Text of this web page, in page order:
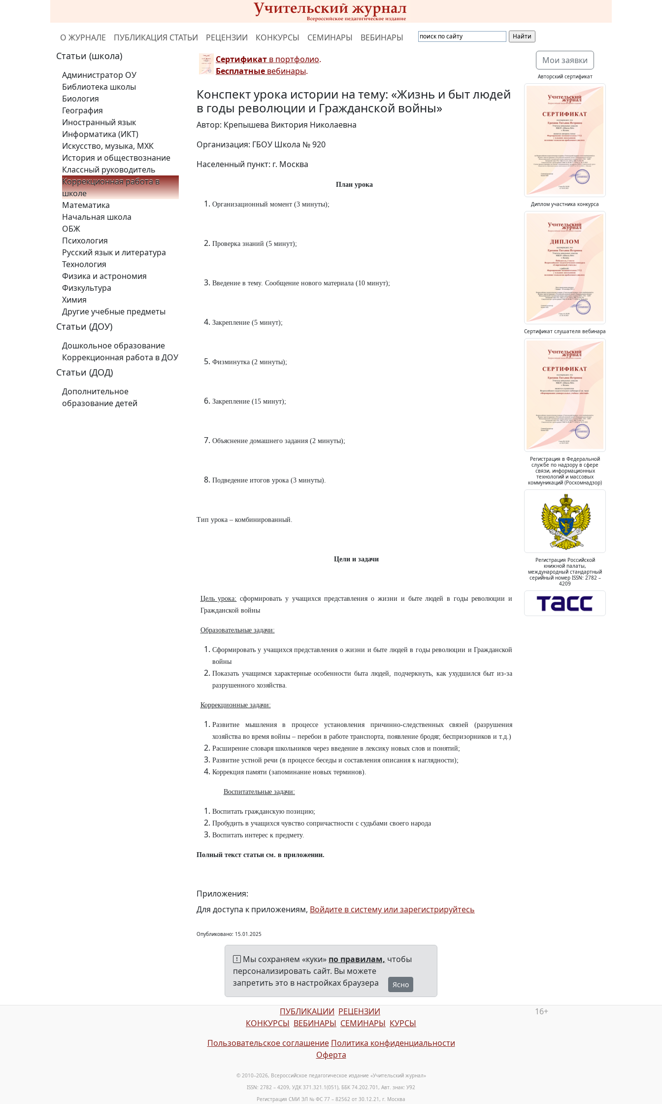
О ЖУРНАЛЕ ПУБЛИКАЦИЯ СТАТЬИ РЕЦЕНЗИИ КОНКУРСЫ СЕМИНАРЫ ВЕБИНАРЫ
Статьи (школа)
Администратор ОУ
Библиотека школы
Биология
География
Иностранный язык
Информатика (ИКТ)
Искусство, музыка, МХК
История и обществознание
Классный руководитель
Коррекционная работа в
школе
Математика
Начальная школа
ОБЖ
Психология
Русский язык и литература
Технология
Физика и астрономия
Физкультура
Химия
Другие учебные предметы
Статьи (ДОУ)
Дошкольное образование
Коррекционная работа в ДОУ
Статьи (ДОД)
Дополнительное
образование детей
Сертификат в портфолио.
Бесплатные вебинары.
Конспект урока истории на тему: «Жизнь и быт людей
в годы революции и Гражданской войны»
Автор: Крепышева Виктория Николаевна
Организация: ГБОУ Школа № 920
Населенный пункт: г. Москва
План урока
Организационный момент (3 минуты);
Проверка знаний (5 минут);
Введение в тему. Сообщение нового материала (10 минут);
Закрепление (5 минут);
Физминутка (2 минуты);
Закрепление (15 минут);
Объяснение домашнего задания (2 минуты);
Подведение итогов урока (3 минуты).
Тип урока – комбинированный.
Цели и задачи
Цель урока: сформировать у учащихся представления о жизни и быте людей в годы революции и
Гражданской войны
Образовательные задачи:
Сформировать у учащихся представления о жизни и быте людей в годы революции и Гражданской
войны
Показать учащимся характерные особенности быта людей, подчеркнуть, как ухудшился быт из-за
разрушенного хозяйства.
Коррекционные задачи:
Развитие мышления в процессе установления причинно-следственных связей (разрушения
хозяйства во время войны – перебои в работе транспорта, появление бродяг, беспризорников и т.д.)
Расширение словаря школьников через введение в лексику новых слов и понятий;
Развитие устной речи (в процессе беседы и составления описания к наглядности);
Коррекция памяти (запоминание новых терминов).
Воспитательные задачи:
Воспитать гражданскую позицию;
Пробудить в учащихся чувство сопричастности с судьбами своего народа
Воспитать интерес к предмету.
Полный текст статьи см. в приложении.
Приложения:
Для доступа к приложениям, Войдите в систему или зарегистрируйтесь
Опубликовано: 15.01.2025
Мои заявки
Авторский сертификат
Диплом участника конкурса
Сертификат слушателя вебинара
Регистрация в Федеральной
службе по надзору в сфере
связи, информационных
технологий и массовых
коммуникаций (Роскомнадзор)
Регистрация Российской
книжной палаты,
международный стандартный
серийный номер ISSN: 2782 –
4209
Мы сохраняем «куки» по правилам, чтобы
персонализировать сайт. Вы можете
запретить это в настройках браузера
Ясно
ПУБЛИКАЦИИ РЕЦЕНЗИИ
КОНКУРСЫ ВЕБИНАРЫ СЕМИНАРЫ КУРСЫ
Пользовательское соглашение Политика конфиденциальности
Оферта
© 2010–2026, Всероссийское педагогическое издание «Учительский журнал»
ISSN: 2782 – 4209, УДК 371.321.1(051), ББК 74.202.701, Авт. знак: У92
Регистрация СМИ ЭЛ № ФС 77 – 82562 от 30.12.21, г. Москва
16+